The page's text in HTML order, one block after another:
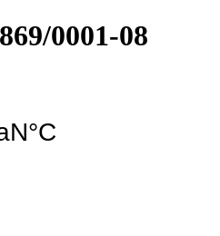
0001-08